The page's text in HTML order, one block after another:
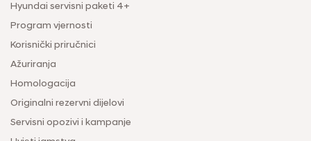
Hyundai servisni paketi 4+
Program vjernosti
Korisnički priručnici
Ažuriranja
Homologacija
Originalni rezervni dijelovi
Servisni opozivi i kampanje